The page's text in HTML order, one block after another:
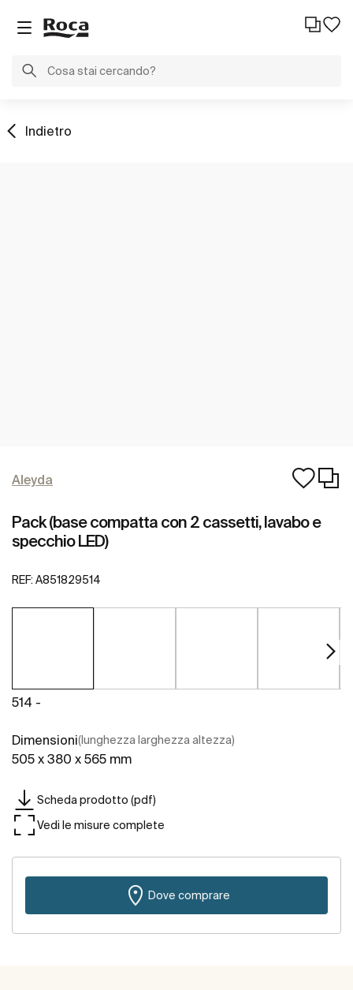
Indietro
Aleyda
Pack (base compatta con 2 cassetti, lavabo e
specchio LED)
REF: A851829514
514 -
Dimensioni(lunghezza larghezza altezza)
505 x 380 x 565 mm
Scheda prodotto (pdf)
Vedi le misure complete
Dove comprare